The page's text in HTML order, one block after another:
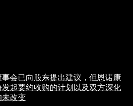
会已向股东提出建议，但恩诺康
起要约收购的计划以及双方深化
改变